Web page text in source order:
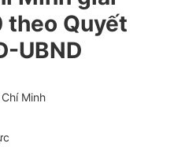
Quyết
UBND
Minh